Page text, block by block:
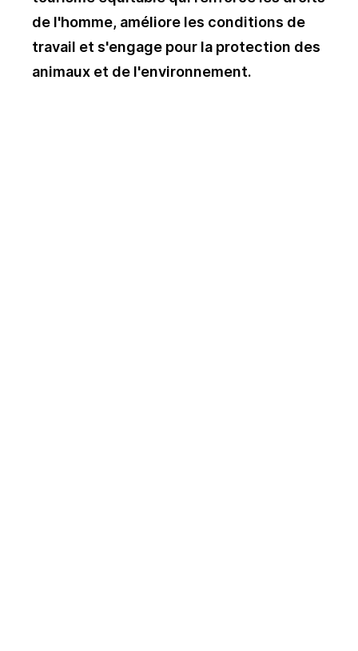
de l'homme, améliore les conditions de
travail et s'engage pour la protection des
animaux et de l'environnement.